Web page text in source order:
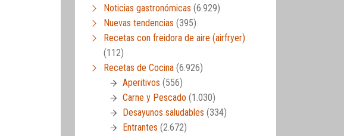
Noticias gastronómicas (6.929)
Nuevas tendencias (395)
Recetas con freidora de aire (airfryer)
(112)
Recetas de Cocina (6.926)
Aperitivos (556)
Carne y Pescado (1.030)
Desayunos saludables (334)
Entrantes (2.672)